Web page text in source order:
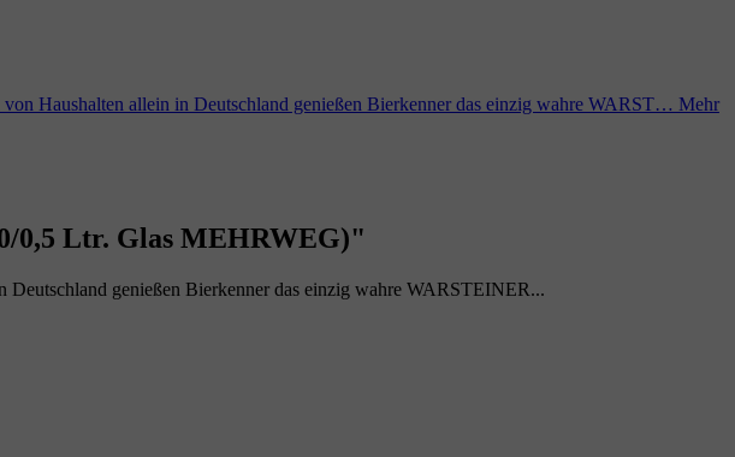
Haushalten allein in Deutschland genießen Bierkenner das einzig wahre WARST… Mehr
0,5 Ltr. Glas MEHRWEG)"
genießen Bierkenner das einzig wahre WARSTEINER...